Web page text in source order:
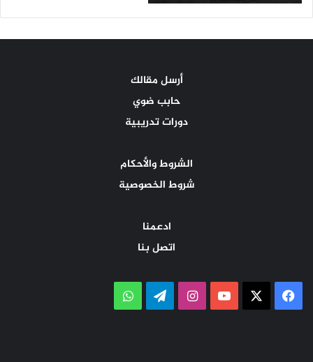
أرسل مقالك
حابب ضوي
دورات تدريبية
الشروط والأحكام
شروط الخصوصية
ادعمنا
اتصل بنا
فيسبوك ‫YouTubeانستقرامتيلقرامواتساب